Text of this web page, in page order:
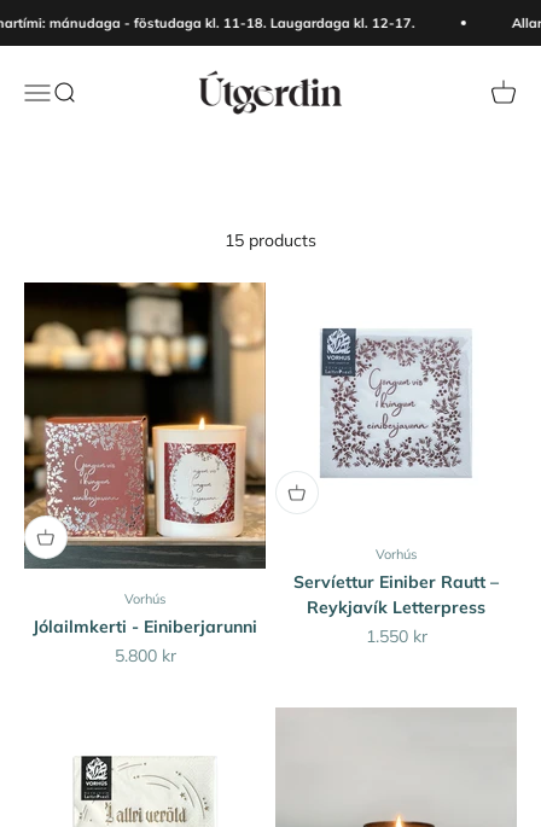
Skip to content
mánudaga - föstudaga kl. 11-18. Laugardaga kl. 12-17.
MenuSearch
Útgerðin
Cart
15 products
Vorhús
Jólailmkerti - Einiberjarunni
Sale price
5.800 kr
Vorhús
Servíettur Einiber Rautt –
Reykjavík Letterpress
Sale price
1.550 kr